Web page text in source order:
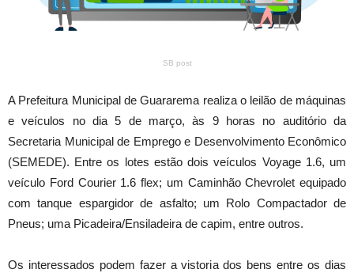
SB post
A Prefeitura Municipal de Guararema realiza o leilão de máquinas
e veículos no dia 5 de março, às 9 horas no auditório da
Secretaria Municipal de Emprego e Desenvolvimento Econômico
(SEMEDE). Entre os lotes estão dois veículos Voyage 1.6, um
veículo Ford Courier 1.6 flex; um Caminhão Chevrolet equipado
com tanque espargidor de asfalto; um Rolo Compactador de
Pneus; uma Picadeira/Ensiladeira de capim, entre outros.
Os interessados podem fazer a vistoria dos bens entre os dias